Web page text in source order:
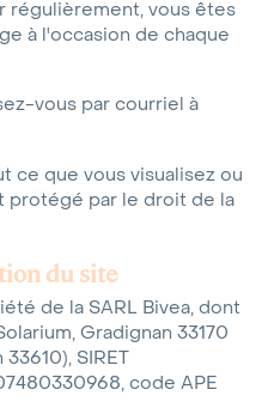
régulièrement, vous êtes
à l'occasion de chaque
vous par courriel à
ce que vous visualisez ou
protégé par le droit de la
du site
de la SARL Bivea, dont
Gradignan 33170
SIRET
code APE